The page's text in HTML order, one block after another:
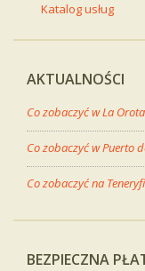
Katalog usług
AKTUALNOŚCI
Co zobaczyć w La
Co zobaczyć w Puerto
Co zobaczyć na
BEZPIECZNA